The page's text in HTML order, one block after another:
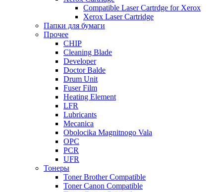
Compatible Laser Cartrdge for Xerox
Xerox Laser Cartridge
Папки для бумаги
Прочее
CHIP
Cleaning Blade
Developer
Doctor Balde
Drum Unit
Fuser Film
Heating Element
LFR
Lubricants
Mecanica
Obolocika Magnitnogo Vala
OPC
PCR
UFR
Тонеры
Toner Brother Compatible
Toner Canon Compatible